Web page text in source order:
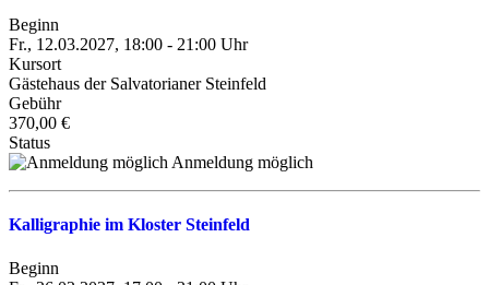
Beginn
Fr., 12.03.2027, 18:00 - 21:00 Uhr
Kursort
Gästehaus der Salvatorianer Steinfeld
Gebühr
370,00 €
Status
Anmeldung möglich
Kalligraphie im Kloster Steinfeld
Beginn